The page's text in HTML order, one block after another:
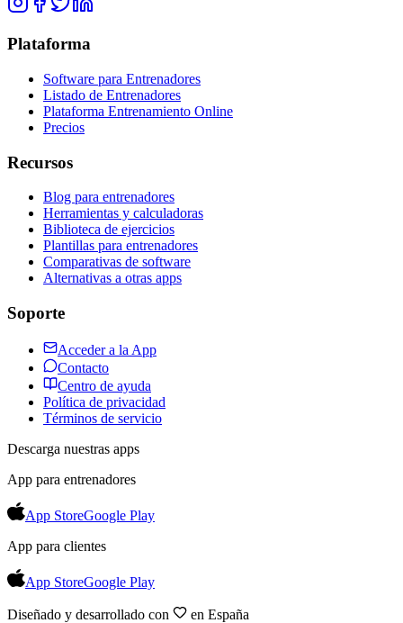
Plataforma
Software para Entrenadores
Listado de Entrenadores
Plataforma Entrenamiento Online
Precios
Recursos
Blog para entrenadores
Herramientas y calculadoras
Biblioteca de ejercicios
Plantillas para entrenadores
Comparativas de software
Alternativas a otras apps
Soporte
Acceder a la App
Contacto
Centro de ayuda
Política de privacidad
Términos de servicio
Descarga nuestras apps
App para entrenadores
App StoreGoogle Play
App para clientes
App StoreGoogle Play
Diseñado y desarrollado con
en España